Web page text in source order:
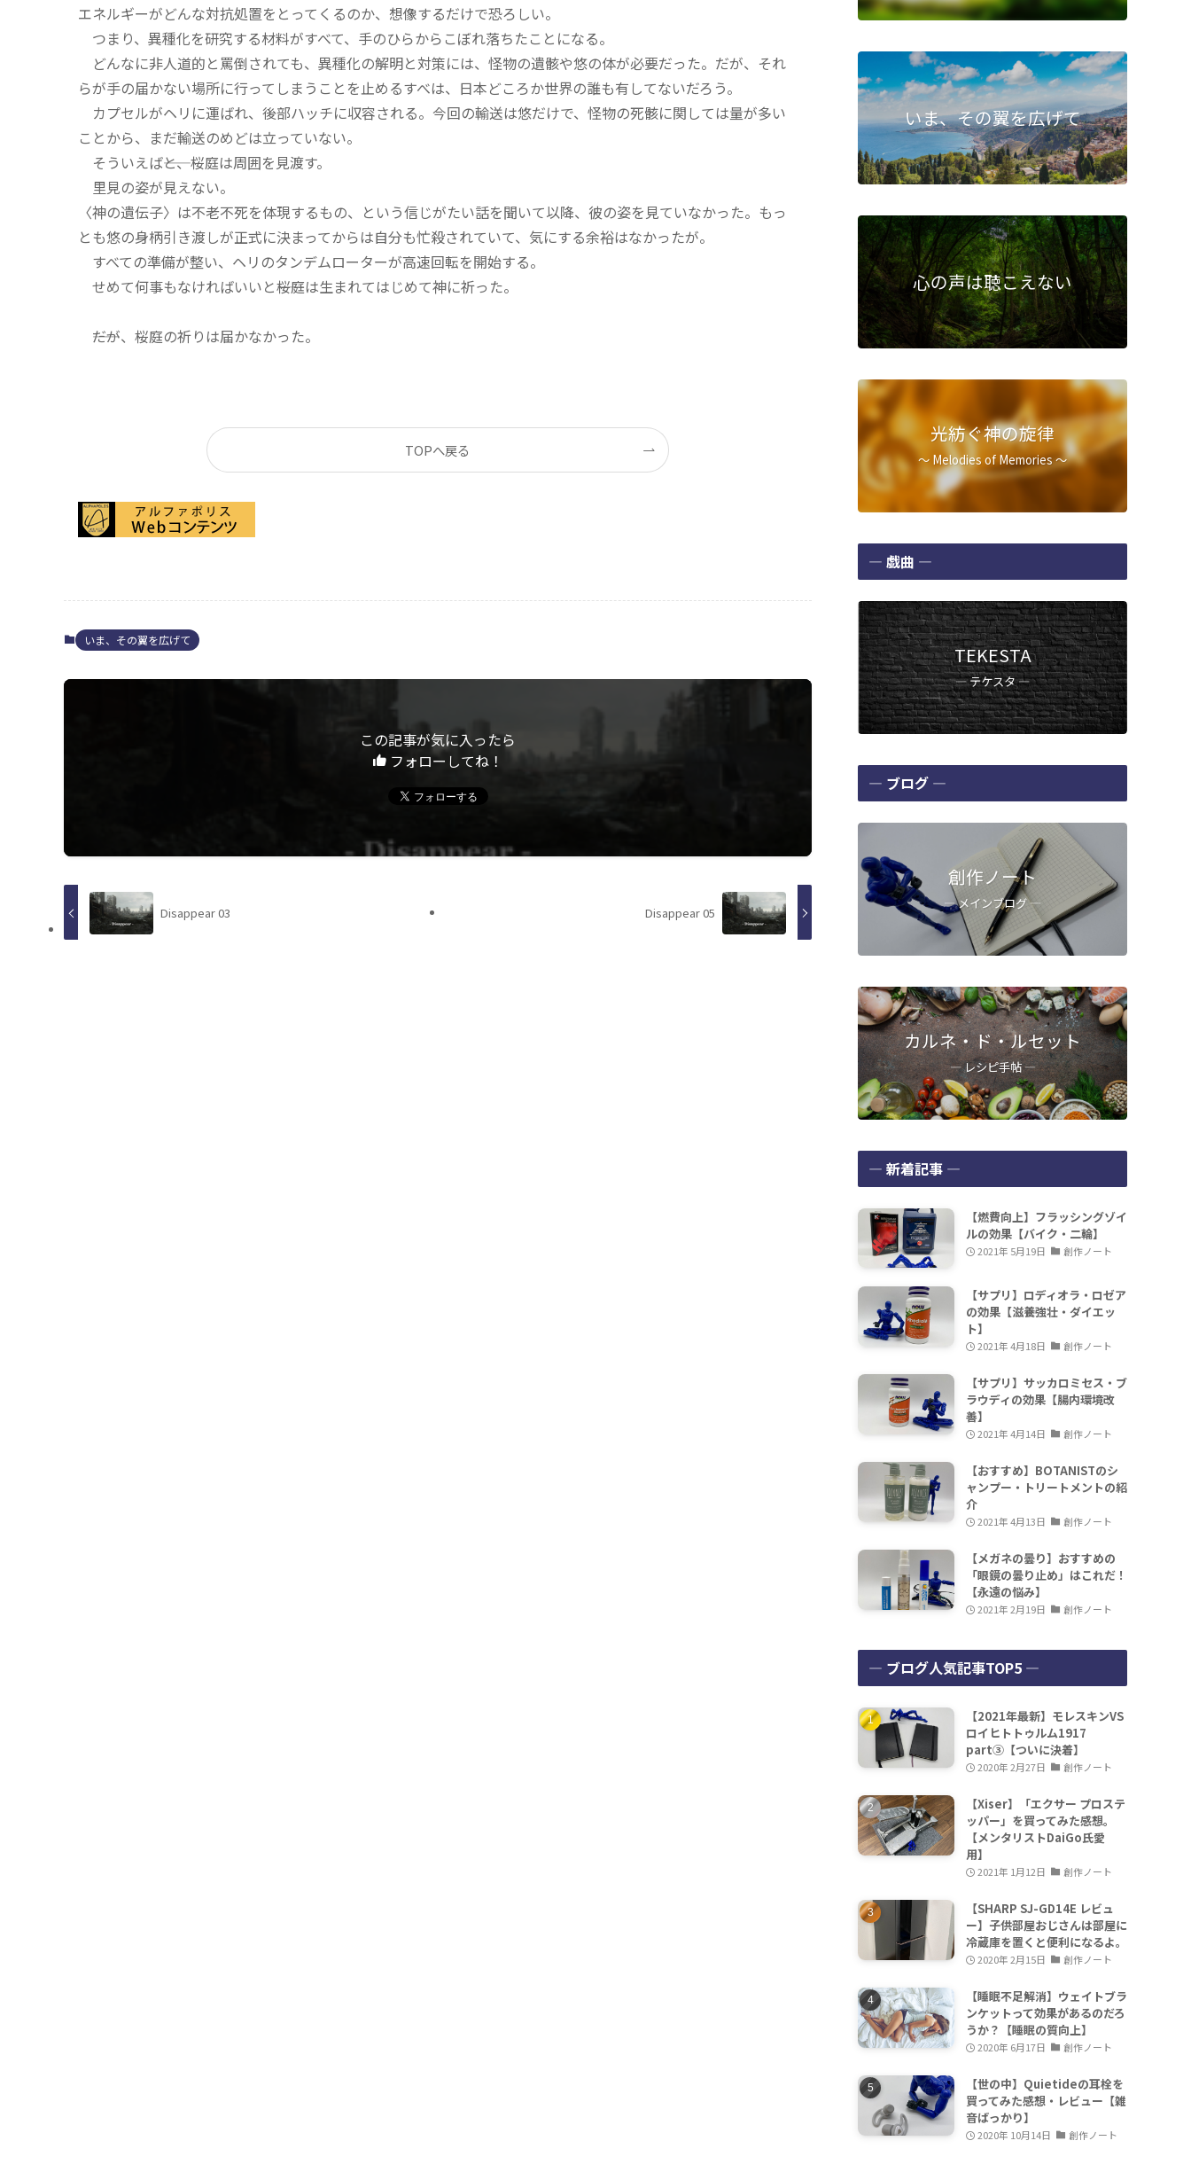
エネルギーがどんな対抗処置をとってくるのか、想像するだけで恐ろしい。
つまり、異種化を研究する材料がすべて、手のひらからこぼれ落ちたことになる。
どんなに非人道的と罵倒されても、異種化の解明と対策には、怪物の遺骸や悠の体が必要だった。だが、それ
らが手の届かない場所に行ってしまうことを止めるすべは、日本どころか世界の誰も有してないだろう。
カプセルがヘリに運ばれ、後部ハッチに収容される。今回の輸送は悠だけで、怪物の死骸に関しては量が多い
ことから、まだ輸送のめどは立っていない。
そういえば――と、桜庭は周囲を見渡す。
里見の姿が見えない。
〈神の遺伝子〉は不老不死を体現するもの、という信じがたい話を聞いて以降、彼の姿を見ていなかった。もっ
とも悠の身柄引き渡しが正式に決まってからは自分も忙殺されていて、気にする余裕はなかったが。
すべての準備が整い、ヘリのタンデムローターが高速回転を開始する。
せめて何事もなければいいと――桜庭は生まれてはじめて神に祈った。
――だが、桜庭の祈りは届かなかった。
TOPへ戻る
いま、その翼を広げて
この記事が気に入ったら
フォローしてね！
Disappear 03 Disappear 05
いま、その翼を広げて
心の声は聴こえない
光紡ぐ神の旋律
～ Melodies of Memories ～
― 戯曲 ―
TEKESTA
― テケスタ ―
― ブログ ―
創作ノート
― メインブログ ―
カルネ・ド・ルセット
― レシピ手帖 ―
― 新着記事 ―
【燃費向上】フラッシングゾイ
ルの効果【バイク・二輪】
2021年 5月19日 創作ノート
【サプリ】ロディオラ・ロゼア
の効果【滋養強壮・ダイエッ
ト】
2021年 4月18日 創作ノート
【サプリ】サッカロミセス・ブ
ラウディの効果【腸内環境改
善】
2021年 4月14日 創作ノート
【おすすめ】BOTANISTのシ
ャンプー・トリートメントの紹
介
2021年 4月13日 創作ノート
【メガネの曇り】おすすめの
「眼鏡の曇り止め」はこれだ！
【永遠の悩み】
2021年 2月19日 創作ノート
― ブログ人気記事TOP5 ―
【2021年最新】モレスキンVS
ロイヒトトゥルム1917
part③【ついに決着】
2020年 2月27日 創作ノート
【Xiser】「エクサー プロステ
ッパー」を買ってみた感想。
【メンタリストDaiGo氏愛
用】
2021年 1月12日 創作ノート
【SHARP SJ-GD14E レビュ
ー】子供部屋おじさんは部屋に
冷蔵庫を置くと便利になるよ。
2020年 2月15日 創作ノート
【睡眠不足解消】ウェイトブラ
ンケットって効果があるのだろ
うか？【睡眠の質向上】
2020年 6月17日 創作ノート
【世の中】Quietideの耳栓を
買ってみた感想・レビュー【雑
音ばっかり】
2020年 10月14日 創作ノート